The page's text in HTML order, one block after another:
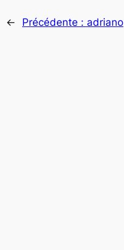
← Précédente : adriano